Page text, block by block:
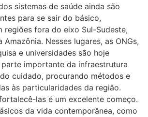
sistemas de saúde ainda são
para se sair do básico,
regiões fora do eixo Sul-Sudeste,
Nesses lugares, as ONGs,
e universidades são hoje
importante da infraestrutura
cuidado, procurando métodos e
às particularidades da região.
las é um excelente começo.
da vida contemporânea, como